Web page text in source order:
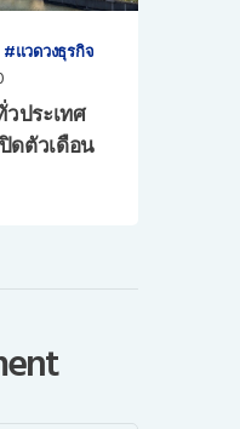
แวดวงธุรกิจ
ประเทศ
ดตัวเดือน